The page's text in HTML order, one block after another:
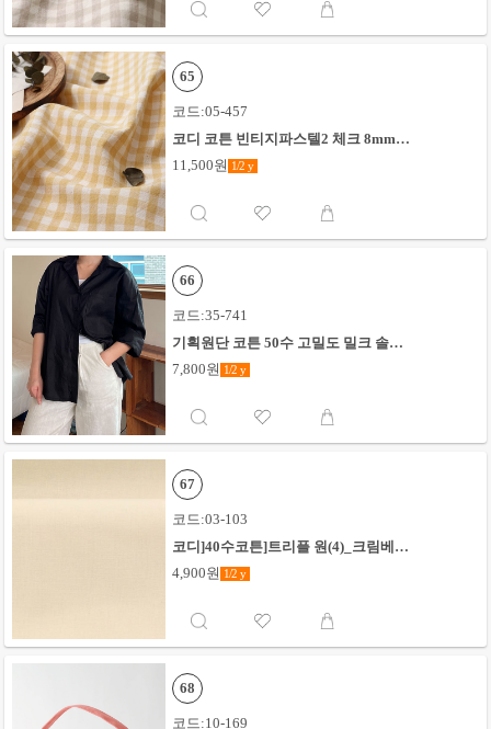
65
코드:05-457
코디 코튼 빈티지파스텔2 체크 8mm_
11,500원 1/2 y
66
코드:35-741
기획원단 코튼 50수 고밀도 밀크 솔티_
7,800원 1/2 y
67
코드:03-103
코디]40수코튼]트리플 원(4)_크림베이
4,900원 1/2 y
68
코드:10-169